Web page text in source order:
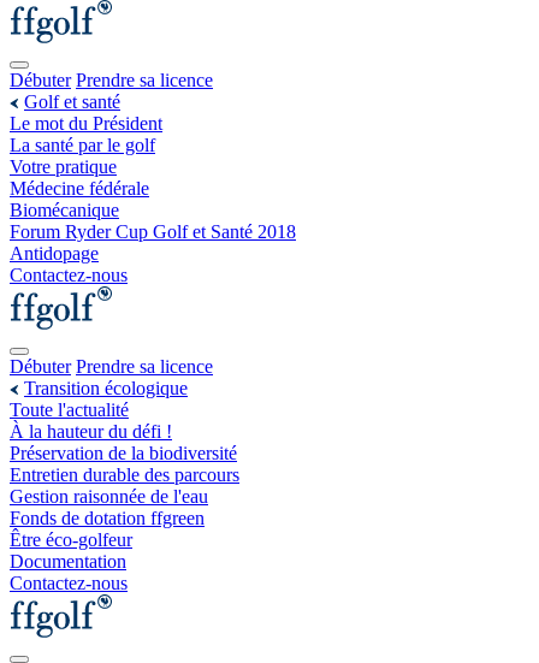
Débuter Prendre sa licence
Golf et santé
Le mot du Président
La santé par le golf
Votre pratique
Médecine fédérale
Biomécanique
Forum Ryder Cup Golf et Santé 2018
Antidopage
Contactez-nous
Débuter Prendre sa licence
Transition écologique
Toute l'actualité
À la hauteur du défi !
Préservation de la biodiversité
Entretien durable des parcours
Gestion raisonnée de l'eau
Fonds de dotation ffgreen
Être éco-golfeur
Documentation
Contactez-nous